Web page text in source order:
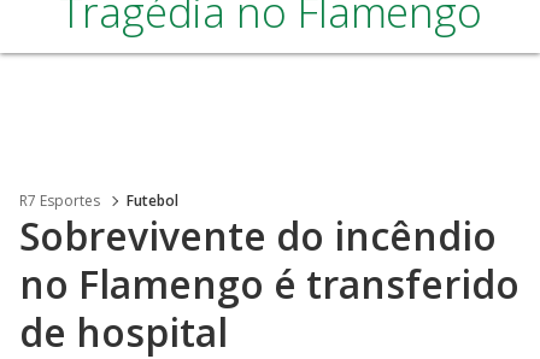
Tragédia no Flamengo
R7 Esportes Futebol
Sobrevivente do incêndio
no Flamengo é transferido
de hospital